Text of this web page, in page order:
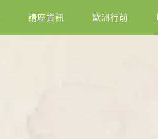
講座資訊 歐洲行前